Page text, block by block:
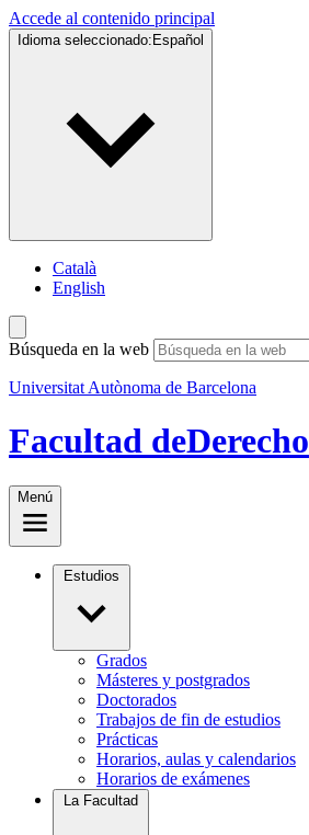
Accede al contenido principal
Idioma seleccionado: Español
Català
English
Búsqueda en la web
Universitat Autònoma de Barcelona
Facultad deDerecho
Menú
Estudios
Grados
Másteres y postgrados
Doctorados
Trabajos de fin de estudios
Prácticas
Horarios, aulas y calendarios
Horarios de exámenes
La Facultad